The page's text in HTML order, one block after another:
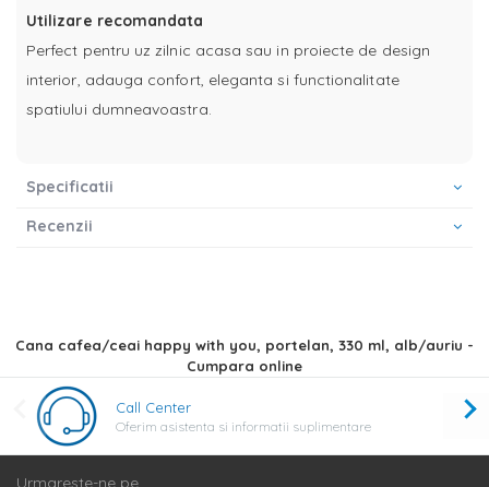
Utilizare recomandata
Perfect pentru uz zilnic acasa sau in proiecte de design
interior, adauga confort, eleganta si functionalitate
spatiului dumneavoastra.
Specificatii
Recenzii
Cana cafea/ceai happy with you, portelan, 330 ml, alb/auriu -
Cumpara online
Call Center
Oferim asistenta si informatii suplimentare
Urmareste-ne pe